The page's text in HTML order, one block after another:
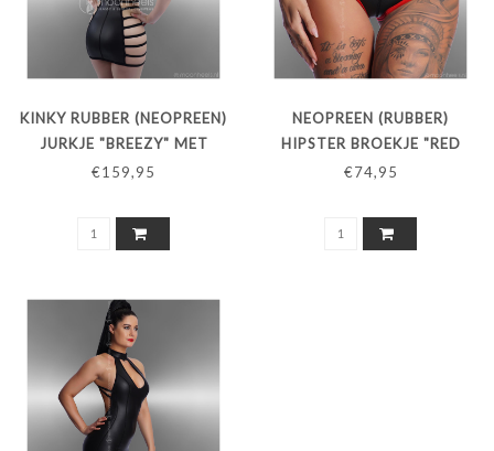
KINKY RUBBER (NEOPREEN)
JURKJE "BREEZY" MET
OPEN ZIJKANT
€159,95
NEOPREEN (RUBBER)
HIPSTER BROEKJE "RED
LINE"
€74,95